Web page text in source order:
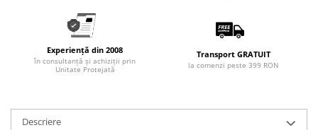
Articole pentru birou, suprafete,
Intretinere si odorizante masina
Accesorii pentru curatenie
Experiență din 2008
în consultanță și achiziții prin
Unitate Protejată
Transport GRATUIT
la comenzi peste 399 RON
Descriere